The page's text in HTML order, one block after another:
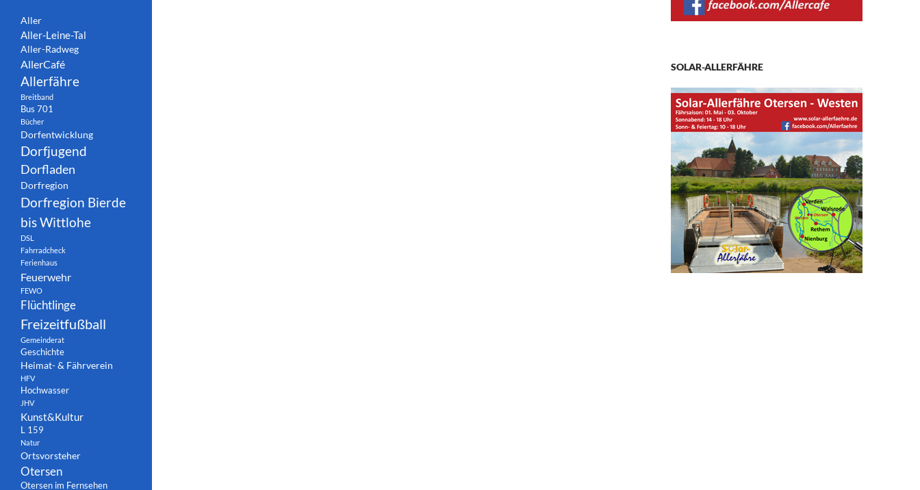
SOLAR-ALLERFÄHRE
Aller
Aller-Leine-Tal
Aller-Radweg
AllerCafé
Allerfähre
Breitband
Bus 701
Bücher
Dorfentwicklung
Dorfjugend
Dorfladen
Dorfregion
Dorfregion Bierde
bis Wittlohe
DSL
Fahrradcheck
Ferienhaus
Feuerwehr
FEWO
Flüchtlinge
Freizeitfußball
Gemeinderat
Geschichte
Heimat- & Fährverein
HFV
Hochwasser
JHV
Kunst&Kultur
L 159
Natur
Ortsvorsteher
Otersen
Otersen im Fernsehen